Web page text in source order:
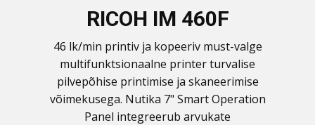
RICOH IM 460F
46 lk/min printiv ja kopeeriv must-valge
multifunktsionaalne printer turvalise
pilvepõhise printimise ja skaneerimise
võimekusega. Nutika 7" Smart Operation
Panel integreerub arvukate